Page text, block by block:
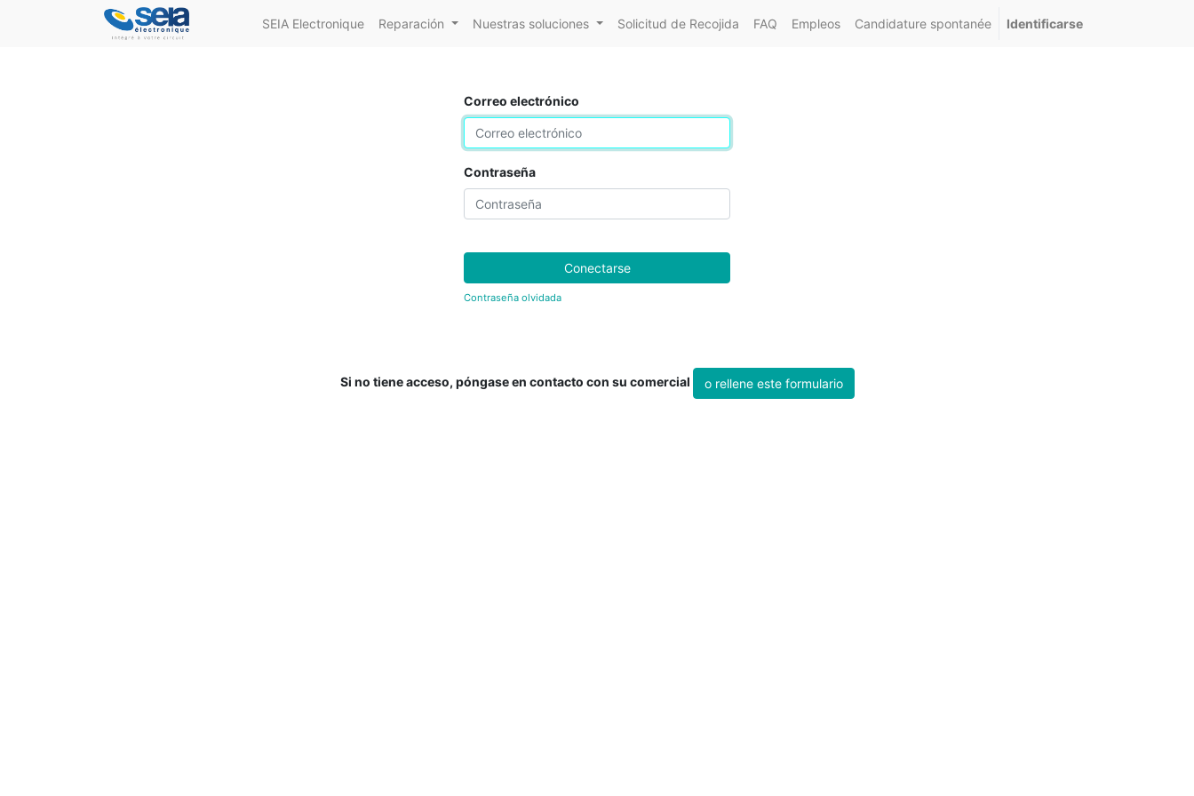
SEIA Electronique Reparación Nuestras soluciones Solicitud de Recojida FAQ Empleos Candidature spontanée Identificarse
Correo electrónico
Contraseña
Conectarse
Contraseña olvidada
Si no tiene acceso, póngase en contacto con su comercial o rellene este formulario